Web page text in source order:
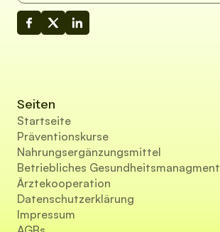
Seiten
Startseite
Präventionskurse
Nahrungsergänzungsmittel
Betriebliches Gesundheitsmanagment
Ärztekooperation
Datenschutzerklärung
Impressum